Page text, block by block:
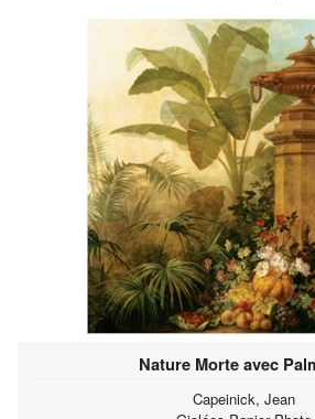
Nature Morte avec
Capeinick, Jean